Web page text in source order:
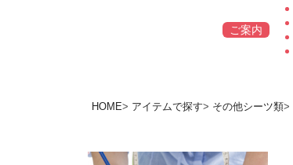
ご案内
HOME アイテムで探す その他シーツ類